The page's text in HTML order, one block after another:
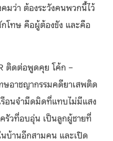
มว่า ต้องระวังคนพวกนี้ไว้
โทษ คือผู้ต้องขัง และคือ
ติดต่อพูดคุย โค้ก –
อาชญากรรมคดียาเสพติด
รือนจำมืดมิดที่แทบไม่มีแสง
รัวที่อบอุ่น เป็นลูกผู้ชายที่
บ้านอีกสามคน และเปิด